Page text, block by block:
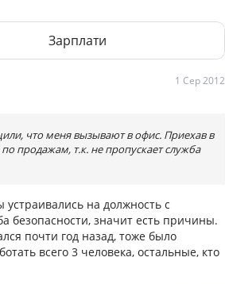
Зарплати
1 Сер 2012
что меня вызывают в офис. Приехав в
продажам, т.к. не пропускает служба
на должность с
безопасности, значит есть причины.
почти год назад, тоже было
всего 3 человека, остальные, кто